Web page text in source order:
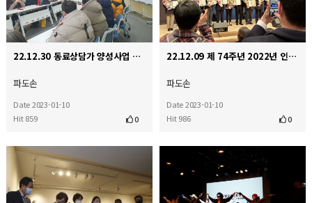
22.12.30 동료상담가 양성사업 수료식 및 종무식
파도손
Date 2023-01-10
Hit 859
0
22.12.09 제 74주년 2022년 인권의 날 인권 단체상 수상
파도손
Date 2023-01-10
Hit 986
0